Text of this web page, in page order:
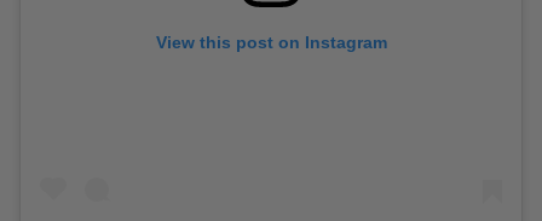
View this post on Instagram